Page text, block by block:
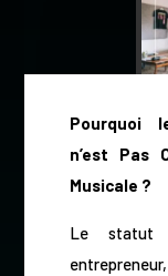
Pourquoi
n’est Pas
Musicale ?
Le statut